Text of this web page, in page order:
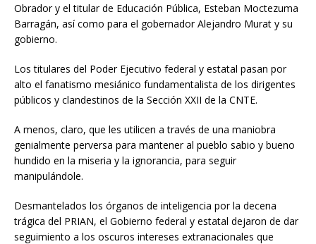
Obrador y el titular de Educación Pública, Esteban Moctezuma
Barragán, así como para el gobernador Alejandro Murat y su
gobierno.
Los titulares del Poder Ejecutivo federal y estatal pasan por
alto el fanatismo mesiánico fundamentalista de los dirigentes
públicos y clandestinos de la Sección XXII de la CNTE.
A menos, claro, que les utilicen a través de una maniobra
genialmente perversa para mantener al pueblo sabio y bueno
hundido en la miseria y la ignorancia, para seguir
manipulándole.
Desmantelados los órganos de inteligencia por la decena
trágica del PRIAN, el Gobierno federal y estatal dejaron de dar
seguimiento a los oscuros intereses extranacionales que